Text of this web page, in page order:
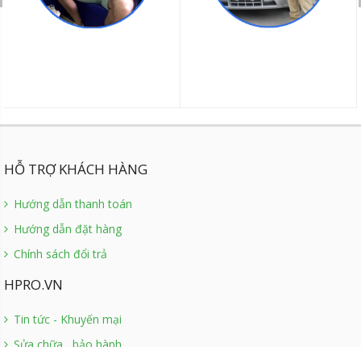
HỖ TRỢ KHÁCH HÀNG
Hướng dẫn thanh toán
Hướng dẫn đặt hàng
Chính sách đổi trả
HPRO.VN
Tin tức - Khuyến mại